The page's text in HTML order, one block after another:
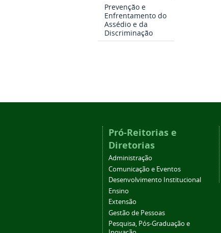
Prevenção e
Enfrentamento do
Assédio e da
Discriminação
Pró-Reitorias e
Diretorias
Administração
Comunicação e Eventos
Desenvolvimento Institucional
Ensino
Extensão
Gestão de Pessoas
Pesquisa, Pós-Graduação e